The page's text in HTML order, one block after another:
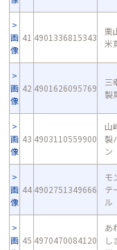
画
像
41 4901336815343
栗
米
画
像
42 4901626095769
三
製
画
像
43 4903110559900
山
製
ン
画
像
44 4902751349666
モ
テ
ル
画 45 4970470084120
あ
し